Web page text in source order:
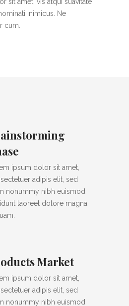
inimicus. Ne
cum.
ipsum dolor sit amet,
adipis elit, sed
nonummy nibh euismod
laoreet dolore magna
Market
ipsum dolor sit amet,
adipis elit, sed
nonummy nibh euismod